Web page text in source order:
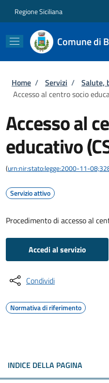
Regione Siciliana
Comune di
Briciole di
Home / Servizi / Salute,
Accesso al centro socio
Accesso al
educativo
(urn:nir:stato:legge:2000-11-
Servizio attivo
Procedimento di accesso al
Accedi al servizio
Condividi
Normativa di riferimento
INDICE DELLA PAGINA